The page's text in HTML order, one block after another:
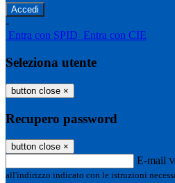
-
Entra con SPID Entra con CIE
Seleziona utente
button close ×
Recupero password
button close ×
E-mail
all'indirizzo indicato con le istruzioni